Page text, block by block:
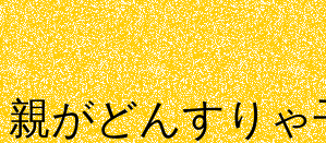
親がどんすりゃ